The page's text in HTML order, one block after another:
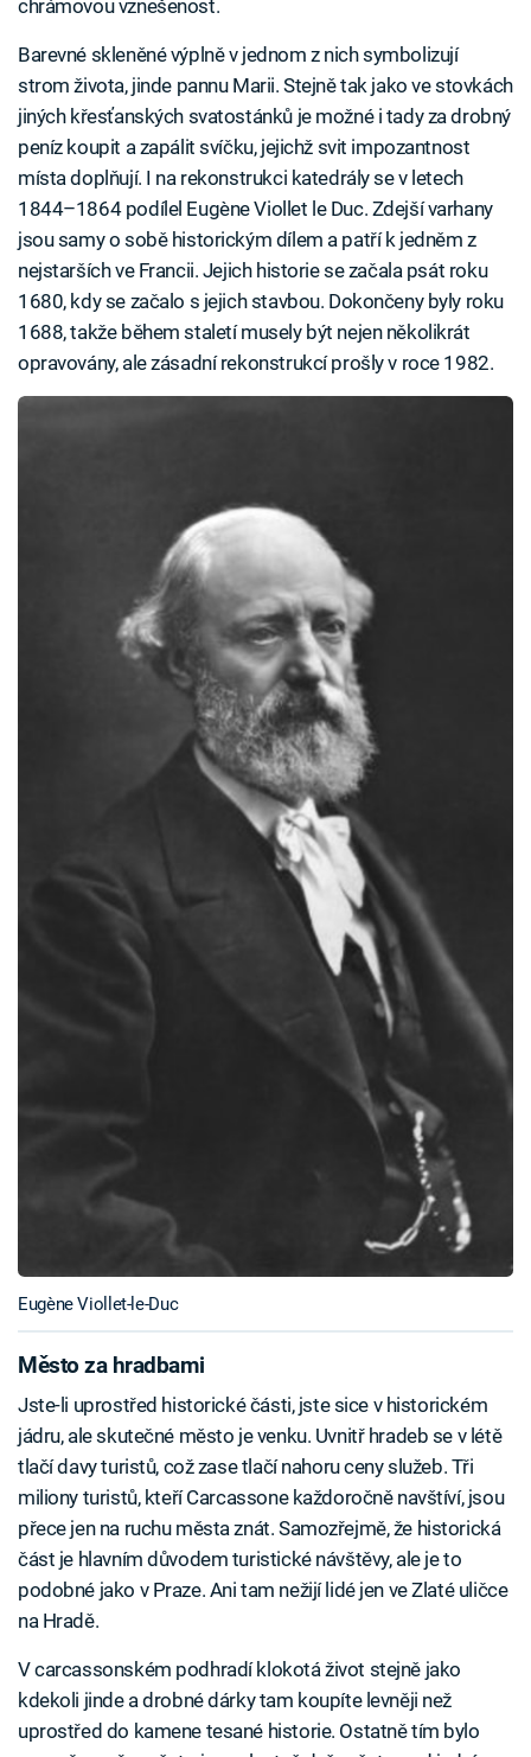
chrámovou vznešenost.
Barevné skleněné výplně v jednom z nich symbolizují
strom života, jinde pannu Marii. Stejně tak jako ve stovkách
jiných křesťanských svatostánků je možné i tady za drobný
peníz koupit a zapálit svíčku, jejichž svit impozantnost
místa doplňují. I na rekonstrukci katedrály se v letech
1844–1864 podílel Eugène Viollet le Duc. Zdejší varhany
jsou samy o sobě historickým dílem a patří k jedněm z
nejstarších ve Francii. Jejich historie se začala psát roku
1680, kdy se začalo s jejich stavbou. Dokončeny byly roku
1688, takže během staletí musely být nejen několikrát
opravovány, ale zásadní rekonstrukcí prošly v roce 1982.
Eugène Viollet-le-Duc
Město za hradbami
Jste-li uprostřed historické části, jste sice v historickém
jádru, ale skutečné město je venku. Uvnitř hradeb se v létě
tlačí davy turistů, což zase tlačí nahoru ceny služeb. Tři
miliony turistů, kteří Carcassone každoročně navštíví, jsou
přece jen na ruchu města znát. Samozřejmě, že historická
část je hlavním důvodem turistické návštěvy, ale je to
podobné jako v Praze. Ani tam nežijí lidé jen ve Zlaté uličce
na Hradě.
V carcassonském podhradí klokotá život stejně jako
kdekoli jinde a drobné dárky tam koupíte levněji než
uprostřed do kamene tesané historie. Ostatně tím bylo